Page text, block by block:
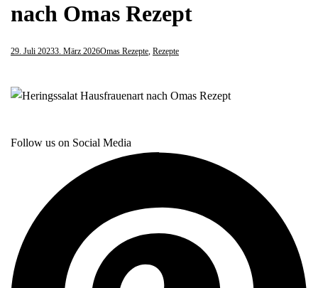
nach Omas Rezept
29. Juli 20233. März 2026Omas Rezepte, Rezepte
Follow us on Social Media